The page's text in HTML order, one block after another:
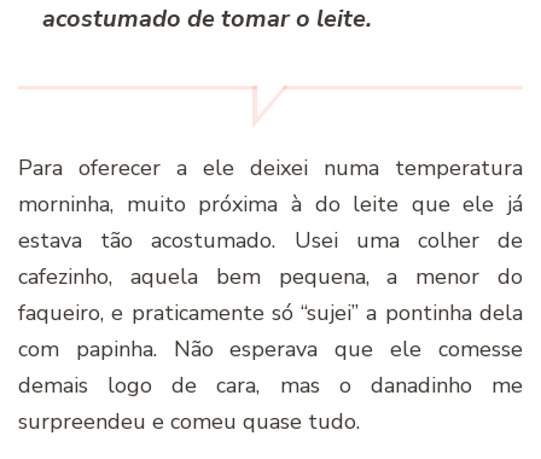
acostumado de tomar o leite.
Para oferecer a ele deixei numa temperatura
morninha, muito próxima à do leite que ele já
estava tão acostumado. Usei uma colher de
cafezinho, aquela bem pequena, a menor do
faqueiro, e praticamente só “sujei” a pontinha dela
com papinha. Não esperava que ele comesse
demais logo de cara, mas o danadinho me
surpreendeu e comeu quase tudo.